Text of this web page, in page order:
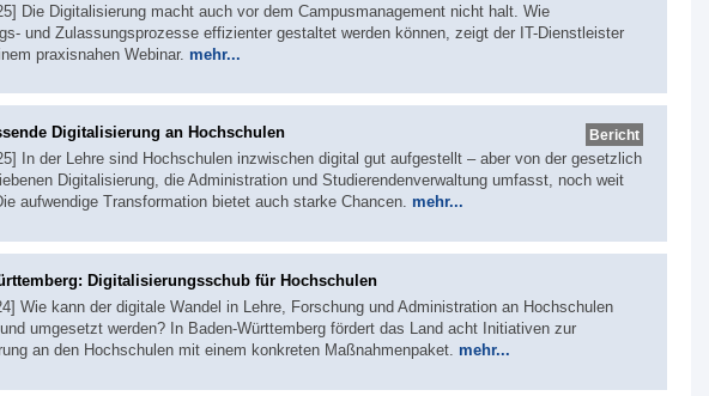
Die Digitalisierung macht auch vor dem Campusmanagement nicht halt. Wie
und Zulassungsprozesse effizienter gestaltet werden können, zeigt der IT-Dienstleister
praxisnahen Webinar. mehr...
Bericht
Digitalisierung an Hochschulen
In der Lehre sind Hochschulen inzwischen digital gut aufgestellt – aber von der gesetzlich
Digitalisierung, die Administration und Studierendenverwaltung umfasst, noch weit
aufwendige Transformation bietet auch starke Chancen. mehr...
Digitalisierungsschub für Hochschulen
Wie kann der digitale Wandel in Lehre, Forschung und Administration an Hochschulen
umgesetzt werden? In Baden-Württemberg fördert das Land acht Initiativen zur
an den Hochschulen mit einem konkreten Maßnahmenpaket. mehr...